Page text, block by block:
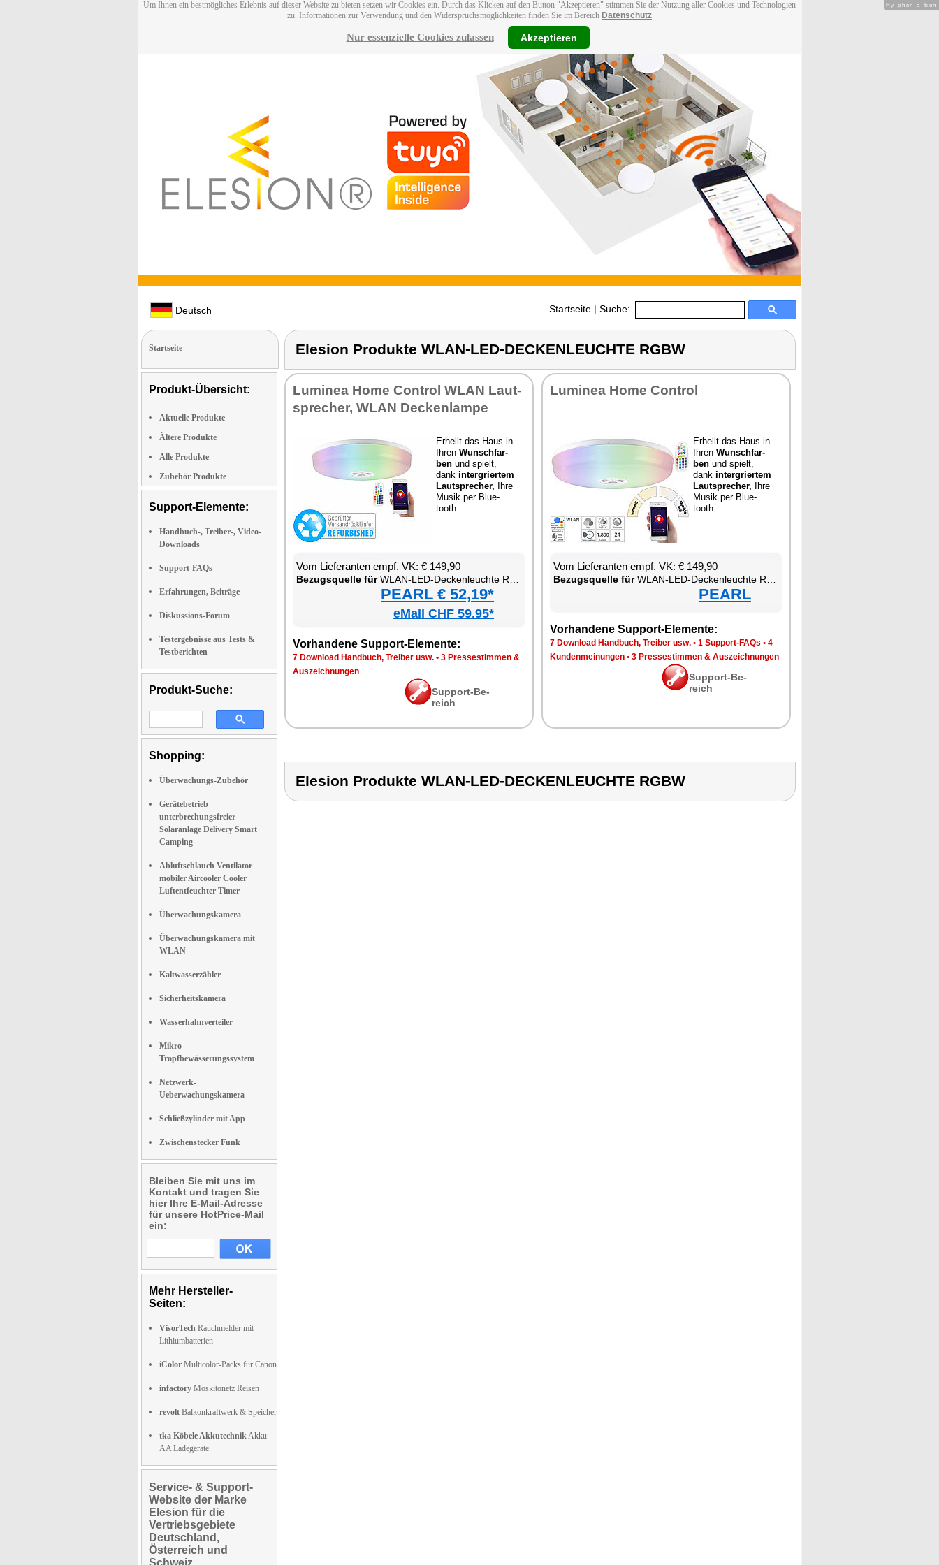
Um Ihnen ein bestmögliches Erlebnis auf dieser Website zu bieten setzen wir Cookies ein. Durch das Klicken auf den Button "Akzeptieren" stimmen Sie der Nutzung aller Cookies und Technologien
zu. Informationen zur Verwendung und den Widerspruchsmöglichkeiten finden Sie im Bereich Datenschutz
Nur essenzielle Cookies zulassen Akzeptieren
Deutsch Startseite | Suche:
Startseite
Produkt-Übersicht:
Aktuelle Produkte
Ältere Produkte
Alle Produkte
Zubehör Produkte
Support-Elemente:
Handbuch-, Treiber-, Video-
Downloads
Support-FAQs
Erfahrungen, Beiträge
Diskussions-Forum
Testergebnisse aus Tests &
Testberichten
Produkt-Suche:
Shopping:
Überwachungs-Zubehör
Gerätebetrieb
unterbrechungsfreier
Solaranlage Delivery Smart
Camping
Abluftschlauch Ventilator
mobiler Aircooler Cooler
Luftentfeuchter Timer
Überwachungskamera
Überwachungskamera mit
WLAN
Kaltwasserzähler
Sicherheitskamera
Wasserhahnverteiler
Mikro
Tropfbewässerungssystem
Netzwerk-
Ueberwachungskamera
Schließzylinder mit App
Zwischenstecker Funk
Bleiben Sie mit uns im
Kontakt und tragen Sie
hier Ihre E-Mail-Adresse
für unsere HotPrice-Mail
ein:
Mehr Hersteller-
Seiten:
VisorTech Rauchmelder mit
Lithiumbatterien
iColor Multicolor-Packs für Canon
infactory Moskitonetz Reisen
revolt Balkonkraftwerk & Speicher
tka Köbele AkkutechnikAkku
AA Ladegeräte
Service- & Support-
Website der Marke
Elesion für die
Vertriebsgebiete
Deutschland,
Österreich und
Schweiz
Elesion Produkte WLAN-LED-DECKENLEUCHTE RGBW
Lu­mi­nea Ho­me Con­trol WLAN Laut­
spre­cher, WLAN De­cken­lam­pe
Er­hellt das Haus in
Ih­ren Wunsch­far­
ben und spielt,
dank in­ter­grier­tem
Laut­spre­cher, Ih­re
Mu­sik per Blue­
tooth.
Vom Lie­fe­ran­ten empf. VK: € 149,90
Be­zugs­quel­le fürWLAN-LED-De­cken­leuch­te RGBW
PEARL € 52,19*
eMall CHF 59.95*
Vor­han­de­ne Sup­port-Ele­men­te:
7 Down­load Hand­buch, Trei­ber usw. • 3 Pres­se­stim­men &
Aus­zeich­nun­gen
Sup­port-Be­
reich
Lu­mi­nea Ho­me Con­trol
Er­hellt das Haus in
Ih­ren Wunsch­far­
ben und spielt,
dank in­ter­grier­tem
Laut­spre­cher, Ih­re
Mu­sik per Blue­
tooth.
Vom Lie­fe­ran­ten empf. VK: € 149,90
Be­zugs­quel­le fürWLAN-LED-De­cken­leuch­te RGBW
PEARL
Vor­han­de­ne Sup­port-Ele­men­te:
7 Down­load Hand­buch, Trei­ber usw. • 1 Sup­port-FAQs • 4
Kun­den­mei­nun­gen • 3 Pres­se­stim­men & Aus­zeich­nun­gen
Sup­port-Be­
reich
Elesion Produkte WLAN-LED-DECKENLEUCHTE RGBW
Hy-phen-a-tion